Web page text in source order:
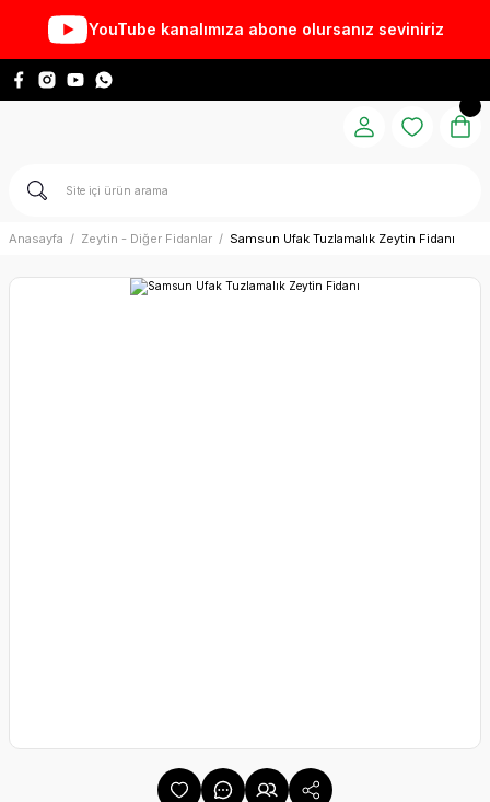
YouTube kanalımıza abone olursanız seviniriz
Anasayfa Zeytin - Diğer Fidanlar Samsun Ufak Tuzlamalık Zeytin Fidanı